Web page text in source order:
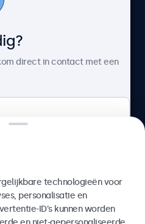
5000+ bedrijven
direct in contact met een
technologieën voor
personalisatie en
ID’s kunnen worden